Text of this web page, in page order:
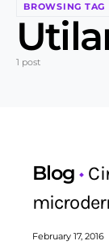
BROWSING TAG
1 post
Blog
February 17, 2016